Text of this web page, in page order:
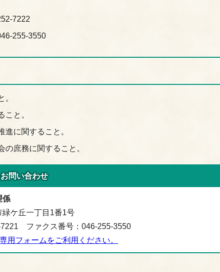
7222
255-3550
。
こと。
進に関すること。
の庶務に関すること。
お問い合わせ
係
ケ丘一丁目1番1号
7221 ファクス番号：046-255-3550
用フォームをご利用ください。